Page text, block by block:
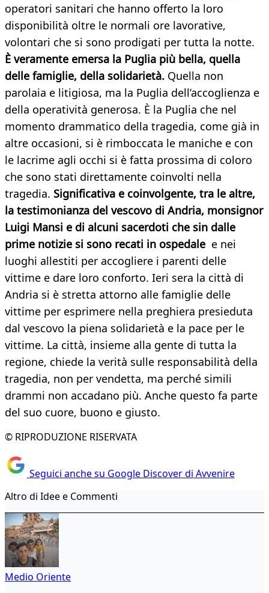
operatori sanitari che hanno offerto la loro
disponibilità oltre le normali ore lavorative,
volontari che si sono prodigati per tutta la notte.
È veramente emersa la Puglia più bella, quella
delle famiglie, della solidarietà. Quella non
parolaia e litigiosa, ma la Puglia dell’accoglienza e
della operatività generosa. È la Puglia che nel
momento drammatico della tragedia, come già in
altre occasioni, si è rimboccata le maniche e con
le lacrime agli occhi si è fatta prossima di coloro
che sono stati direttamente coinvolti nella
tragedia. Significativa e coinvolgente, tra le altre,
la testimonianza del vescovo di Andria, monsignor
Luigi Mansi e di alcuni sacerdoti che sin dalle
prime notizie si sono recati in ospedale e nei
luoghi allestiti per accogliere i parenti delle
vittime e dare loro conforto. Ieri sera la città di
Andria si è stretta attorno alle famiglie delle
vittime per esprimere nella preghiera presieduta
dal vescovo la piena solidarietà e la pace per le
vittime. La città, insieme alla gente di tutta la
regione, chiede la verità sulle responsabilità della
tragedia, non per vendetta, ma perché simili
drammi non accadano più. Anche questo fa parte
del suo cuore, buono e giusto.
© RIPRODUZIONE RISERVATA
Seguici anche su Google Discover di Avvenire
Altro di Idee e Commenti
Medio Oriente